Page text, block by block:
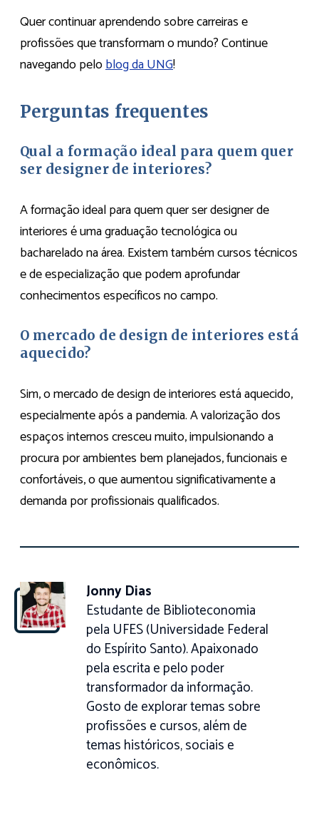
Quer continuar aprendendo sobre carreiras e
profissões que transformam o mundo? Continue
navegando peloblog da UNG!
Perguntas frequentes
Qual a formação ideal para quem quer
ser designer de interiores?
A formação ideal para quem quer ser designer de
interiores é uma graduação tecnológica ou
bacharelado na área. Existem também cursos técnicos
e de especialização que podem aprofundar
conhecimentos específicos no campo.
O mercado de design de interiores está
aquecido?
Sim, o mercado de design de interiores está aquecido,
especialmente após a pandemia. A valorização dos
espaços internos cresceu muito, impulsionando a
procura por ambientes bem planejados, funcionais e
confortáveis, o que aumentou significativamente a
demanda por profissionais qualificados.
Jonny Dias
Estudante de Biblioteconomia
pela UFES (Universidade Federal
do Espírito Santo). Apaixonado
pela escrita e pelo poder
transformador da informação.
Gosto de explorar temas sobre
profissões e cursos, além de
temas históricos, sociais e
econômicos.